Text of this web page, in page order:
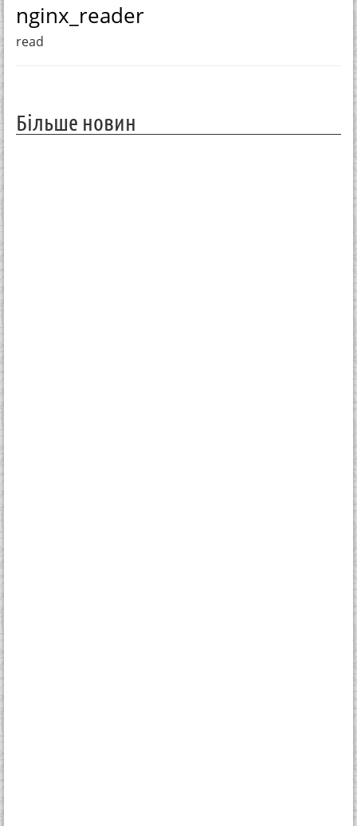
nginx_reader
read
Більше новин